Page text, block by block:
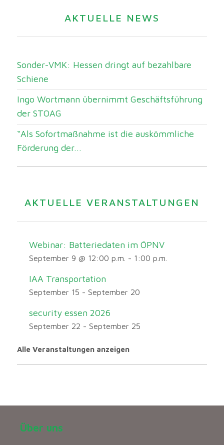
AKTUELLE NEWS
Sonder-VMK: Hessen dringt auf bezahlbare
Schiene
Ingo Wortmann übernimmt Geschäftsführung
der STOAG
“Als Sofortmaßnahme ist die auskömmliche
Förderung der...
AKTUELLE VERANSTALTUNGEN
Webinar: Batteriedaten im ÖPNV
September 9 @ 12:00 p.m. - 1:00 p.m.
IAA Transportation
September 15 - September 20
security essen 2026
September 22 - September 25
Alle Veranstaltungen anzeigen
Über uns